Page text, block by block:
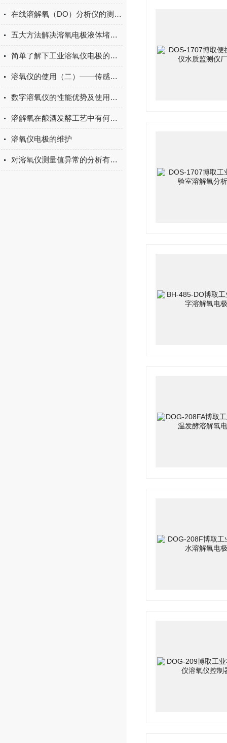
在线溶解氧（DO）分析仪的测量原理及维护
五大方法解决溶氧电极液体堵塞问题
简单了解下工业溶氧仪电极的极化
溶氧仪的使用（二）——传感器的校正
数字溶氧仪的性能优势及使用注意事项
溶解氧在酿酒发酵工艺中有何作用？
溶氧仪电极的维护
对溶氧仪测量值异常的分析有没有搞懂？